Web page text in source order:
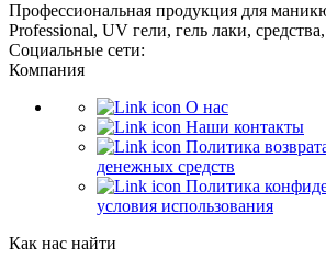
Профессиональная продукция для
Professional, UV гели, гель лаки,
Социальные сети:
Компания
О нас
Наши контакты
Политика
денежных средств
Политика
условия использования
Как нас найти